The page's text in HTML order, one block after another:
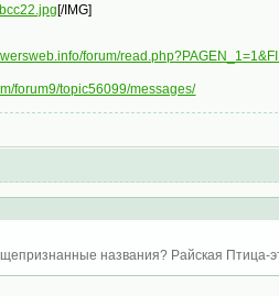
[/IMG]
forum/
forum9/topic56099/messages/
названия? Райская Птица-